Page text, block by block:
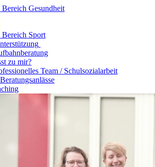
Bereich Gesundheit
Bereich Sport
zu mir?
Team / Schulsozialarbeit